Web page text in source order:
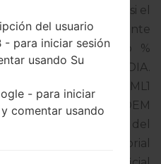
no olvide verificar si el
teléfono inteligente
de modelo indicado %
es INU de INDIA.
PDA S6312XXAML1
de MODEM
del sistema operativo del
Bean 4.1.2. Tutorial
del usuario
- para iniciar sesión
usando Su
- para iniciar
comentar usando